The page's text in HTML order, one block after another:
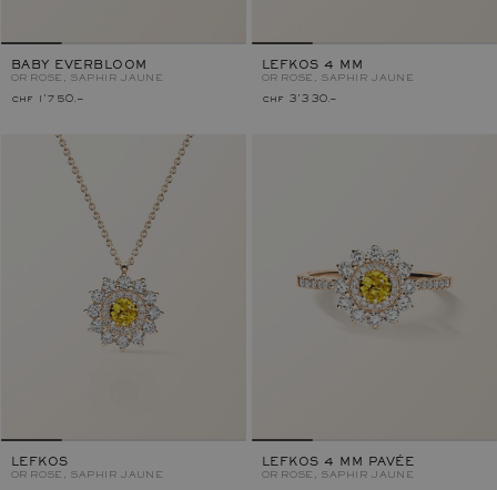
BABY EVERBLOOM
OR ROSE, SAPHIR JAUNE
chf 1'750.–
LEFKOS 4 MM
OR ROSE, SAPHIR JAUNE
chf 3'330.–
LEFKOS
OR ROSE, SAPHIR JAUNE
LEFKOS 4 MM PAVÉE
OR ROSE, SAPHIR JAUNE